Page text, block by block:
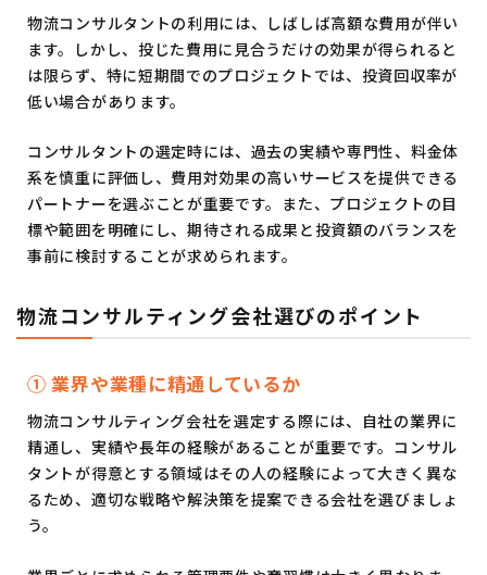
物流コンサルタントの利用には、しばしば高額な費用が伴い
ます。しかし、投じた費用に見合うだけの効果が得られると
は限らず、特に短期間でのプロジェクトでは、投資回収率が
低い場合があります。
コンサルタントの選定時には、過去の実績や専門性、料金体
系を慎重に評価し、費用対効果の高いサービスを提供できる
パートナーを選ぶことが重要です。また、プロジェクトの目
標や範囲を明確にし、期待される成果と投資額のバランスを
事前に検討することが求められます。
物流コンサルティング会社選びのポイント
① 業界や業種に精通しているか
物流コンサルティング会社を選定する際には、自社の業界に
精通し、実績や長年の経験があることが重要です。コンサル
タントが得意とする領域はその人の経験によって大きく異な
るため、適切な戦略や解決策を提案できる会社を選びましょ
う。